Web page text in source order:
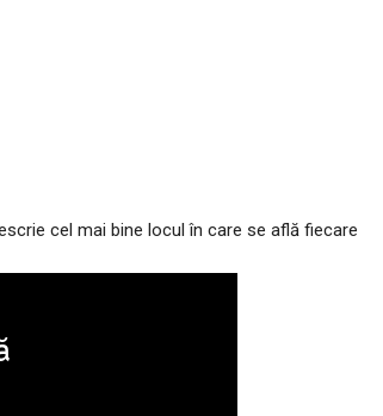
cel mai bine locul în care se află fiecare